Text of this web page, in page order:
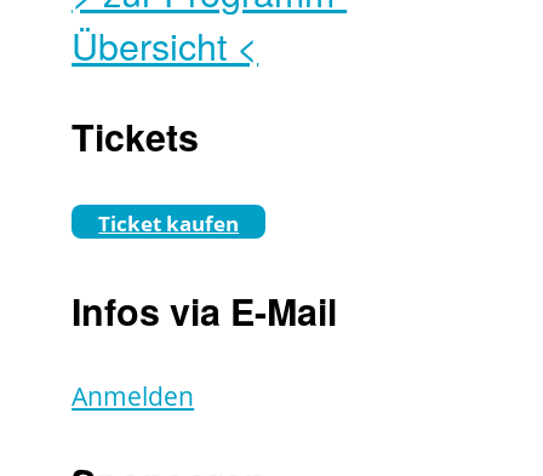
Übersicht <
Tickets
Ticket kaufen
Infos via E-Mail
Anmelden